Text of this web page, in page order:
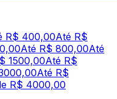
R$ 400,00Até R$
Até R$ 800,00Até
1500,00Até R$
Até R$
R$ 4000,00